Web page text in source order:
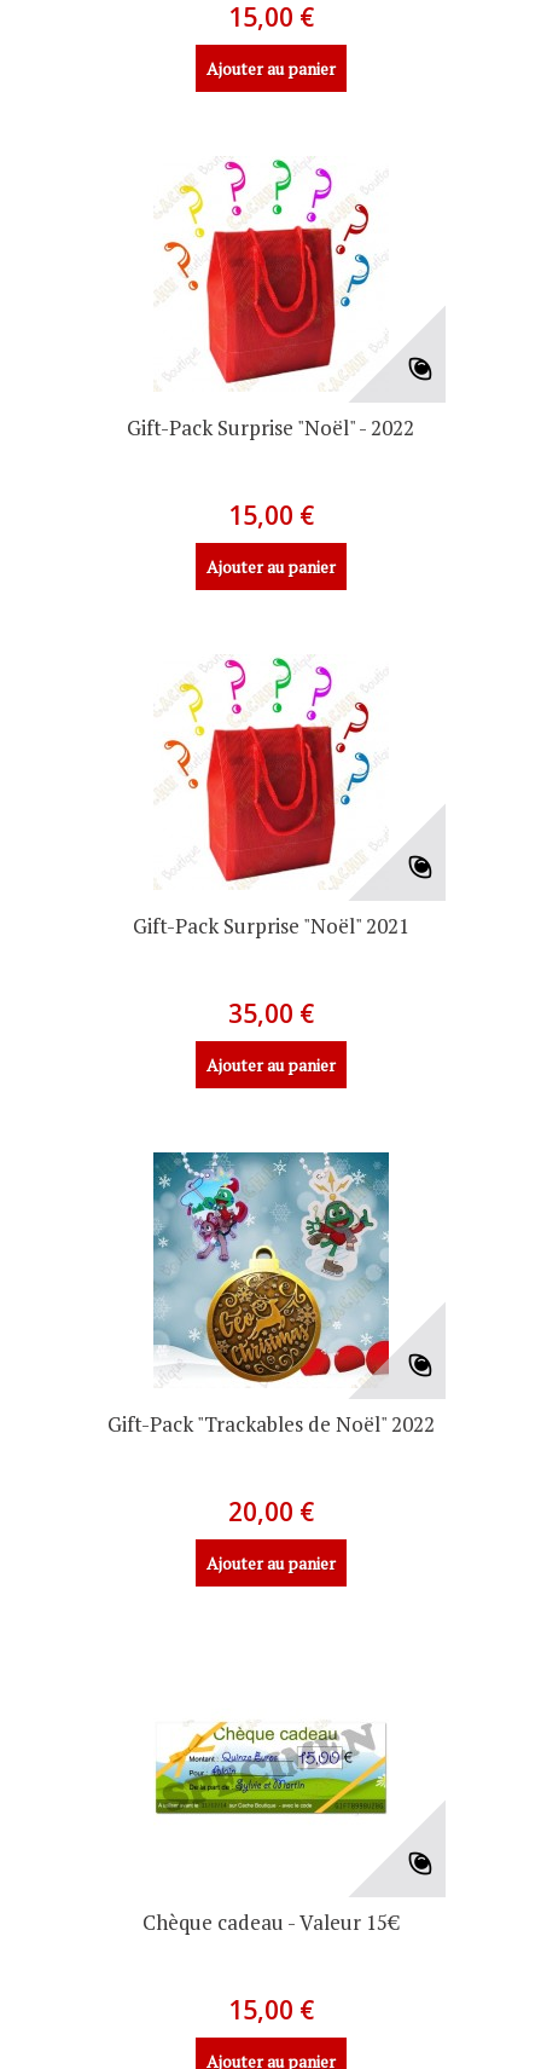
15,00 €
Ajouter au panier
Gift-Pack Surprise "Noël" - 2022
15,00 €
Ajouter au panier
Gift-Pack Surprise "Noël" 2021
35,00 €
Ajouter au panier
Gift-Pack "Trackables de Noël" 2022
20,00 €
Ajouter au panier
Chèque cadeau - Valeur 15€
15,00 €
Ajouter au panier